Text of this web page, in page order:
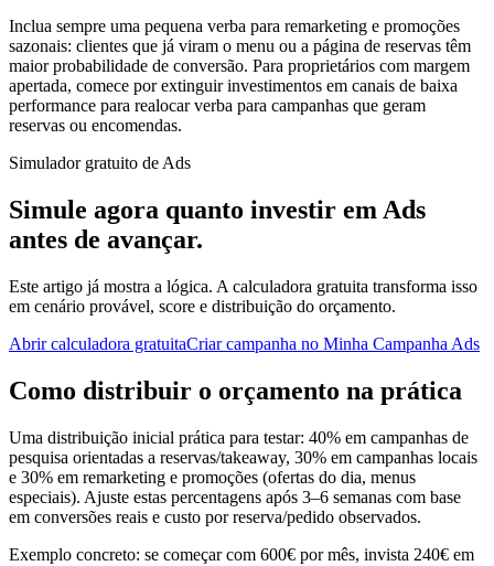
Inclua sempre uma pequena verba para remarketing e promoções
sazonais: clientes que já viram o menu ou a página de reservas têm
maior probabilidade de conversão. Para proprietários com margem
apertada, comece por extinguir investimentos em canais de baixa
performance para realocar verba para campanhas que geram
reservas ou encomendas.
Simulador gratuito de Ads
Simule agora quanto investir em Ads
antes de avançar.
Este artigo já mostra a lógica. A calculadora gratuita transforma isso
em cenário provável, score e distribuição do orçamento.
Abrir calculadora gratuitaCriar campanha no Minha Campanha Ads
Como distribuir o orçamento na prática
Uma distribuição inicial prática para testar: 40% em campanhas de
pesquisa orientadas a reservas/takeaway, 30% em campanhas locais
e 30% em remarketing e promoções (ofertas do dia, menus
especiais). Ajuste estas percentagens após 3–6 semanas com base
em conversões reais e custo por reserva/pedido observados.
Exemplo concreto: se começar com 600€ por mês, invista 240€ em